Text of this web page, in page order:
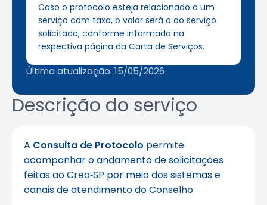
Descrição do serviço
A Consulta de Protocolo permite
acompanhar o andamento de solicitações
feitas ao Crea‑SP por meio dos sistemas e
canais de atendimento do Conselho.
Caso o protocolo esteja relacionado a um
serviço com taxa, o valor será o do serviço
solicitado, conforme informado na
respectiva página da Carta de Serviços.
Última atualização: 15/05/2026